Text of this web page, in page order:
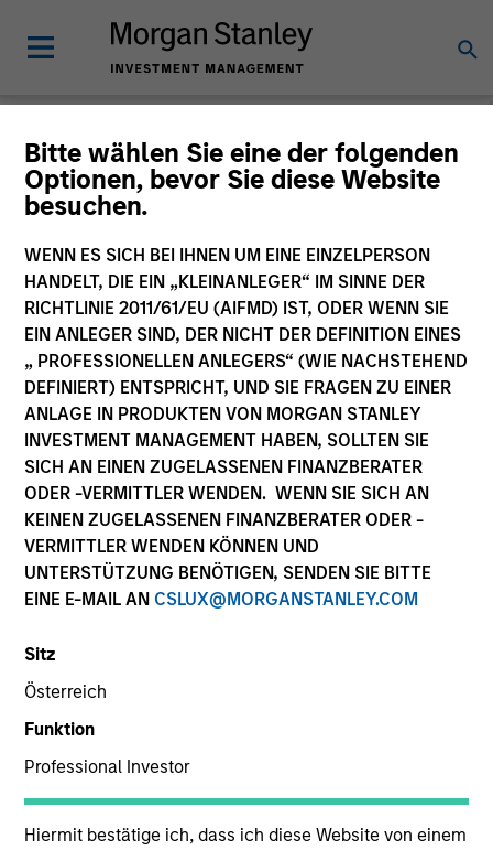
Bitte wählen Sie eine der folgenden
Optionen, bevor Sie diese Website
besuchen.
WENN ES SICH BEI IHNEN UM EINE EINZELPERSON
HANDELT, DIE EIN „KLEINANLEGER“ IM SINNE DER
RICHTLINIE 2011/61/EU (AIFMD) IST, ODER WENN SIE
EIN ANLEGER SIND, DER NICHT DER DEFINITION EINES
„ PROFESSIONELLEN ANLEGERS“ (WIE NACHSTEHEND
DEFINIERT) ENTSPRICHT, UND SIE FRAGEN ZU EINER
ANLAGE IN PRODUKTEN VON MORGAN STANLEY
INVESTMENT MANAGEMENT HABEN, SOLLTEN SIE
SICH AN EINEN ZUGELASSENEN FINANZBERATER
ODER -VERMITTLER WENDEN. WENN SIE SICH AN
KEINEN ZUGELASSENEN FINANZBERATER ODER -
VERMITTLER WENDEN KÖNNEN UND
UNTERSTÜTZUNG BENÖTIGEN, SENDEN SIE BITTE
EINE E-MAIL AN CSLUX@MORGANSTANLEY.COM
Sitz
Österreich
Funktion
Professional Investor
Hiermit bestätige ich, dass ich diese Website von einem
Morgan Stanley
Investment Funds
Änderung des Fondsvehikels
Dieses Dokument ist ein Marketingdokument.
Die Wertentwicklung in der Vergangenheit ist kein
verlässlicher Indikator für die künftige Wertentwicklung.
Die Rendite kann infolge von Währungsschwankungen
steigen oder sinken. Alle Performanceangaben werden auf
Basis der Nettoinventarwerte (NIW) berechnet. Alle
Stanley Investment Management.
Klicken Sie auf den Fondsnamen, um Informationen über
die Renditen des Kalenderjahres zu erhalten.